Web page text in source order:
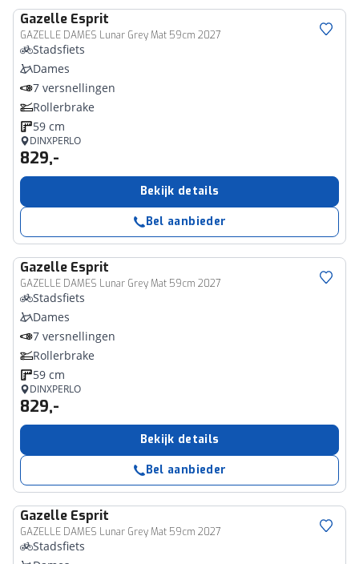
Gazelle Esprit
GAZELLE DAMES Lunar Grey Mat 59cm 2027
Stadsfiets
Dames
7 versnellingen
Rollerbrake
59 cm
DINXPERLO
829,-
Bekijk details
Bel aanbieder
Gazelle Esprit
GAZELLE DAMES Lunar Grey Mat 59cm 2027
Stadsfiets
Dames
7 versnellingen
Rollerbrake
59 cm
DINXPERLO
829,-
Bekijk details
Bel aanbieder
Gazelle Esprit
GAZELLE DAMES Lunar Grey Mat 59cm 2027
Stadsfiets